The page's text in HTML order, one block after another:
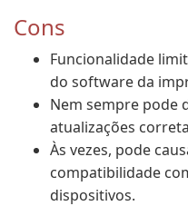
Cons
Funcionalidade
do software da
Nem sempre pode
atualizações
Às vezes, pode
compatibilidade
dispositivos.